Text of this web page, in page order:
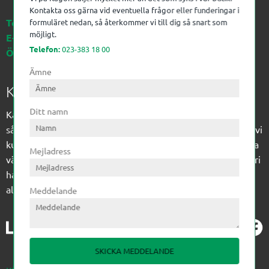
Telefon:023-383 18 00
E-post:kagon@kagon.se
Öppettider:Måndag-Fredag, 07-16
Kagon AB
Kagon har sedan 1972 levererat kompetens till
sågverksindustrin och övrig industri. Till träindustrin tillför vi
kunskap med optimeringslösningar från timmerplanen hela
vägen fram till paketering/emballering och till övrig industri
har vi ett komplement sortiment av teknikprodukter med
allt ifrån slangtillverkning till transmission och lager.
Kontakta oss gärna vid eventuella frågor eller funderingar i
formuläret nedan, så återkommer vi till dig så snart som
möjligt.
Telefon:023-383 18 00
Ämne
Ditt namn
Mejladress
Meddelande
SKICKA MEDDELANDE